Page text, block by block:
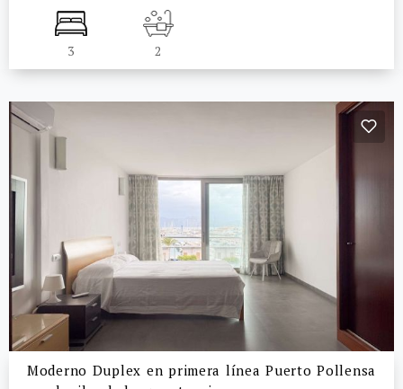
3 2
Moderno Duplex en primera línea Puerto Pollensa